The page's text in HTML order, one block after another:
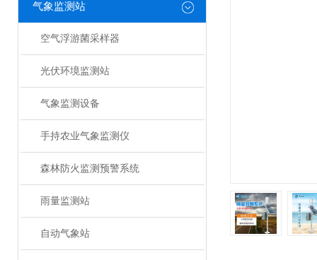
气象监测站
空气浮游菌采样器
光伏环境监测站
气象监测设备
手持农业气象监测仪
森林防火监测预警系统
雨量监测站
自动气象站